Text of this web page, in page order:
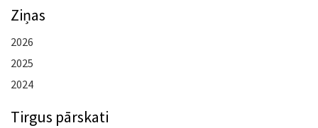
Ziņas
2026
2025
2024
Tirgus pārskati